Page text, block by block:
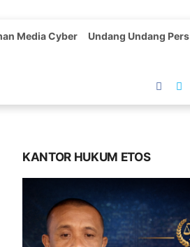
Media Cyber Undang Undang Pers
KANTOR HUKUM ETOS